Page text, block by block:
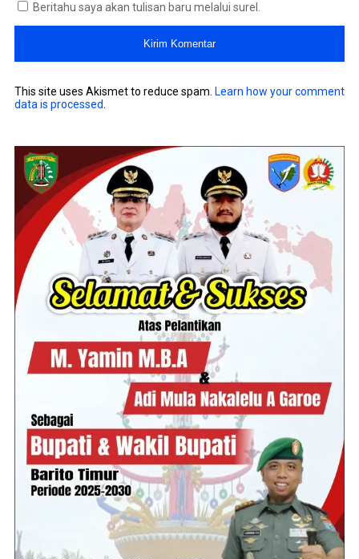
Beritahu saya akan tulisan baru melalui surel.
This site uses Akismet to reduce spam. Learn how your comment
data is processed